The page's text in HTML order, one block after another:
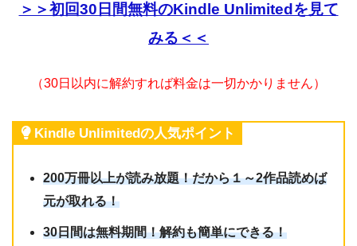
＞＞初回30日間無料のKindle Unlimitedを見て
みる＜＜
（30日以内に解約すれば料金は一切かかりません）
Kindle Unlimitedの人気ポイント
200万冊以上が読み放題！だから１～2作品読めば
元が取れる！
30日間は無料期間！解約も簡単にできる！